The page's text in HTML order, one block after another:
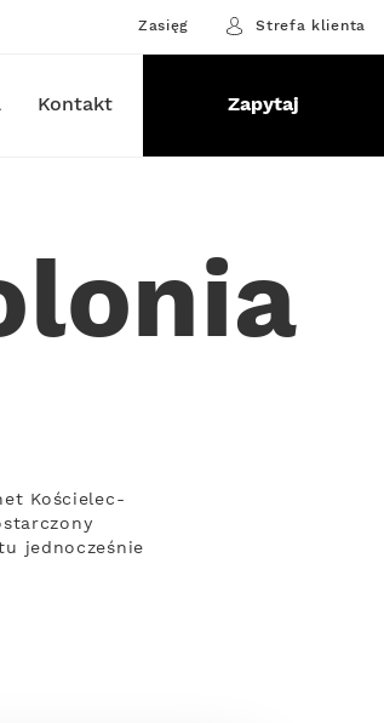
Zasięg Strefa klienta
Kontakt Zapytaj
Kościelec-
jednocześnie